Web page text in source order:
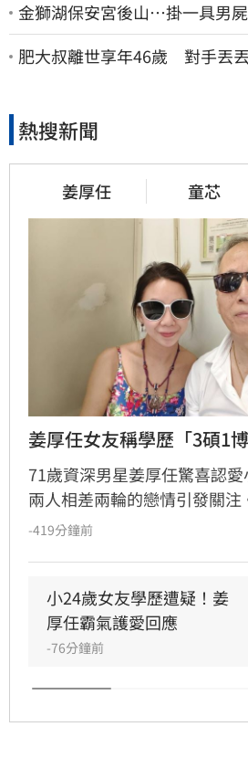
金獅湖保安宮後山…掛一具男
身份曝
肥大叔離世享年46歲 對手丟
熱搜新聞
姜厚任 童芯
姜厚任女友稱學歷「3碩1
71歲資深男星姜厚任驚喜認愛
兩人相差兩輪的戀情引發關注
大「3碩1博」的超狂學歷，並
引發學歷造假疑雲。對此，
示，個人學歷資訊涉及隱私
對外界的質疑聲浪，姜厚任展
呼籲外界不要把這段感情當
對女方背景有一定了解，懇
的交往空間與尊重，不希望
-419分鐘前
小24歲女友學歷遭疑！姜
厚任霸氣護愛回應
-76分鐘前